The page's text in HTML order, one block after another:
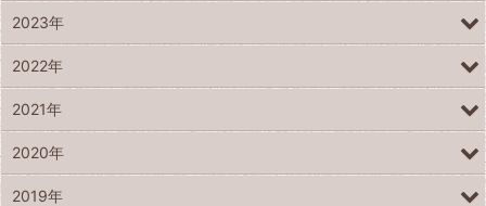
2023年
2022年
2021年
2020年
2019年